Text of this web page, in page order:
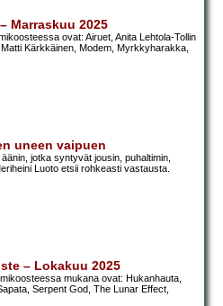
Marraskuu 2025
ovat: Airuet, Anita Lehtola-Tollin
Kärkkäinen, Modem, Myrkkyharakka,
uneen vaipuen
jotka syntyvät jousin, puhaltimin,
Luoto etsii rohkeasti vastausta.
– Lokakuu 2025
mukana ovat: Hukanhauta,
Serpent God, The Lunar Effect,